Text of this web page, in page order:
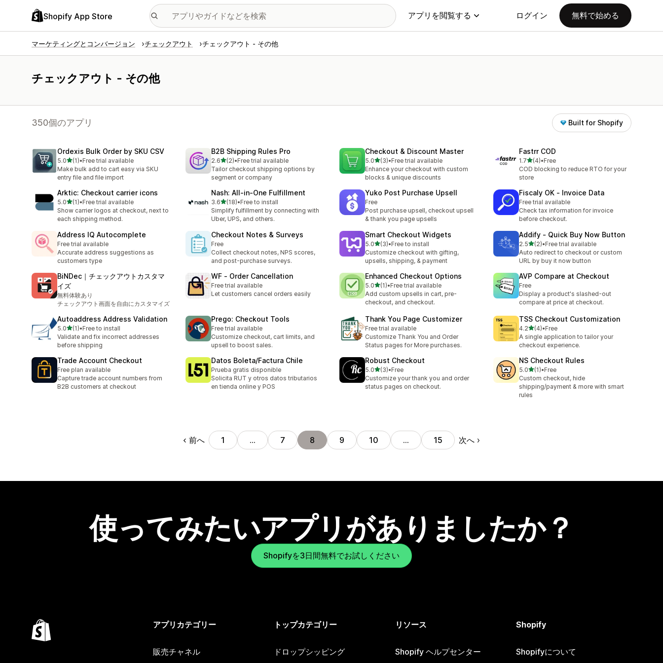
Shopify App Store アプリを閲覧する ログイン 無料で始める
マーケティングとコンバージョン チェックアウト チェックアウト - その他
チェックアウト - その他
350個のアプリ Built for Shopify
Ordexis Bulk Order by SKU CSV
5.05つ星中
(1)
合計レビュー数：1件
•Free trial available
Make bulk add to cart easy via SKU
entry file and file import
B2B Shipping Rules Pro
2.65つ星中
(2)
合計レビュー数：2件
•Free trial available
Tailor checkout shipping options by
segment or company
Checkout & Discount Master
5.05つ星中
(3)
合計レビュー数：3件
•Free trial available
Enhance your checkout with custom
blocks & unique discounts
Fastrr COD
1.75つ星中
(4)
合計レビュー数：4件
•Free
COD blocking to reduce RTO for your
store
Arktic: Checkout carrier icons
5.05つ星中
(1)
合計レビュー数：1件
•Free trial available
Show carrier logos at checkout, next to
each shipping method.
Nash: All‑in‑One Fulfillment
3.65つ星中
(18)
合計レビュー数：18件
•Free to install
Simplify fulfillment by connecting with
Uber, UPS, and others.
Yuko Post Purchase Upsell
Free
Post purchase upsell, checkout upsell
& thank you page upsells
Fiscaly OK ‑ Invoice Data
Free trial available
Check tax information for invoice
before checkout.
Address IQ Autocomplete
Free trial available
Accurate address suggestions as
customers type
Checkout Notes & Surveys
Free
Collect checkout notes, NPS scores,
and post-purchase surveys.
Smart Checkout Widgets
5.05つ星中
(3)
合計レビュー数：3件
•Free to install
Customize checkout with gifting,
upsells, shipping, & payment
Addify ‑ Quick Buy Now Button
2.55つ星中
(2)
合計レビュー数：2件
•Free trial available
Auto redirect to checkout or custom
URL by buy it now button
BiNDec｜チェックアウトカスタマ
イズ
無料体験あり
チェックアウト画面を自由にカスタマイズ
WF ‑ Order Cancellation
Free trial available
Let customers cancel orders easily
Enhanced Checkout Options
5.05つ星中
(1)
合計レビュー数：1件
•Free trial available
Add custom upsells in cart, pre-
checkout, and checkout.
AVP Compare at Checkout
Free
Display a product's slashed-out
compare at price at checkout.
Autoaddress Address Validation
5.05つ星中
(1)
合計レビュー数：1件
•Free to install
Validate and fix incorrect addresses
before shipping
Prego: Checkout Tools
Free trial available
Customize checkout, cart limits, and
upsell to boost sales.
Thank You Page Customizer
Free trial available
Customize Thank You and Order
Status pages for More purchases.
TSS Checkout Customization
4.25つ星中
(4)
合計レビュー数：4件
•Free
A single application to tailor your
checkout experience.
Trade Account Checkout
Free plan available
Capture trade account numbers from
B2B customers at checkout
Datos Boleta/Factura Chile
Prueba gratis disponible
Solicita RUT y otros datos tributarios
en tienda online y POS
Robust Checkout
5.05つ星中
(3)
合計レビュー数：3件
•Free
Customize your thank you and order
status pages on checkout.
NS Checkout Rules
5.05つ星中
(1)
合計レビュー数：1件
•Free
Custom checkout, hide
shipping/payment & more with smart
rules
前へ 1 … 7 8 9 10 … 15 次へ
使ってみたいアプリがありましたか？
Shopifyを3日間無料でお試しください
アプリカテゴリー
販売チャネル
トップカテゴリー
ドロップシッピング
リソース
Shopify ヘルプセンター
Shopify
Shopifyについて